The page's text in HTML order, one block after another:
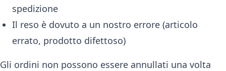
spedizione
Il reso è dovuto a un nostro errore (articolo
errato, prodotto difettoso)
Gli ordini non possono essere annullati una volta